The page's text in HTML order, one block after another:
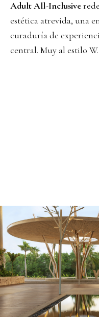
Adult All-Inclusive
estética atrevida, una
curaduría de
central. Muy al estilo W.